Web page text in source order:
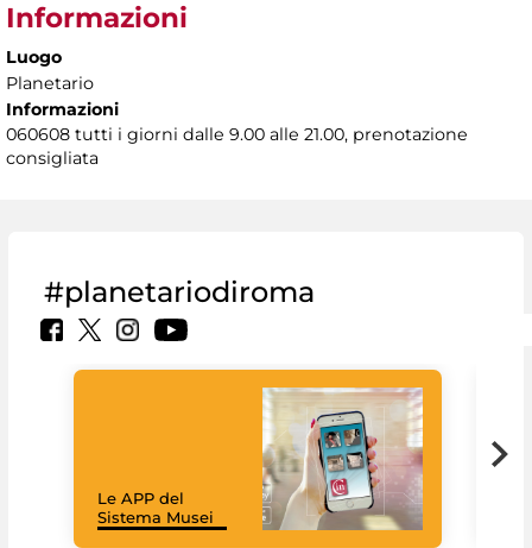
Informazioni
Luogo
Planetario
Informazioni
060608 tutti i giorni dalle 9.00 alle 21.00, prenotazione
consigliata
#planetariodiroma
Le APP del
Sistema Musei